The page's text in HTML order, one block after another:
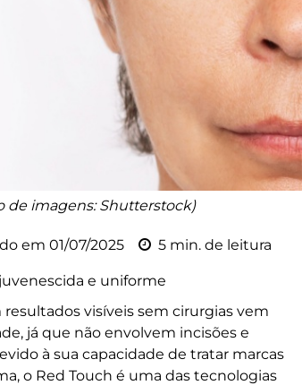
de imagens: Shutterstock)
em 01/07/2025 5 min. de leitura
e uniforme
visíveis sem cirurgias vem
já que não envolvem incisões e
à sua capacidade de tratar marcas
o Red Touch é uma das tecnologias